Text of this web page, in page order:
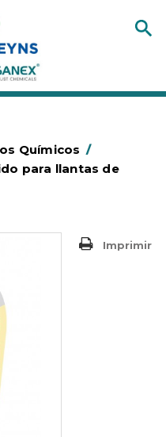
Químicos /
para llantas de
Imprimir